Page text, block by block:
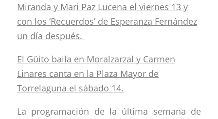
Miranda y Mari Paz Lucena el viernes 13 y
con los ‘Recuerdos’ de Esperanza Fernández
un día después.
El Güito baila en Moralzarzal y Carmen
Linares canta en la Plaza Mayor de
Torrelaguna el sábado 14.
La programación de la última semana de